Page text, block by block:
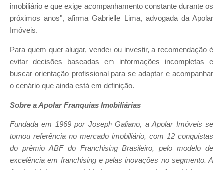
imobiliário e que exige acompanhamento constante durante os
próximos anos", afirma Gabrielle Lima, advogada da Apolar
Imóveis.
Para quem quer alugar, vender ou investir, a recomendação é
evitar decisões baseadas em informações incompletas e
buscar orientação profissional para se adaptar e acompanhar
o cenário que ainda está em definição.
Sobre a Apolar Franquias Imobiliárias
Fundada em 1969 por Joseph Galiano, a Apolar Imóveis se
tornou referência no mercado imobiliário, com 12 conquistas
do prêmio ABF do Franchising Brasileiro, pelo modelo de
excelência em franchising e pelas inovações no segmento. A